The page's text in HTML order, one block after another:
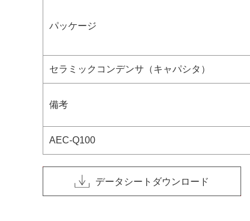
パッケージ
セラミックコンデンサ（キャパシタ）
備考
AEC-Q100
データシートダウンロード